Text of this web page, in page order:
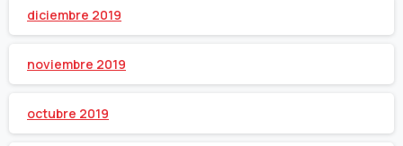
diciembre 2019
noviembre 2019
octubre 2019